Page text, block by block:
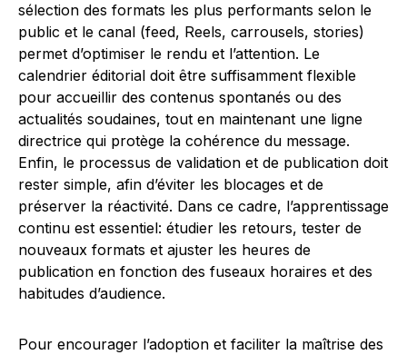
sélection des formats les plus performants selon le
public et le canal (feed, Reels, carrousels, stories)
permet d’optimiser le rendu et l’attention. Le
calendrier éditorial doit être suffisamment flexible
pour accueillir des contenus spontanés ou des
actualités soudaines, tout en maintenant une ligne
directrice qui protège la cohérence du message.
Enfin, le processus de validation et de publication doit
rester simple, afin d’éviter les blocages et de
préserver la réactivité. Dans ce cadre, l’apprentissage
continu est essentiel: étudier les retours, tester de
nouveaux formats et ajuster les heures de
publication en fonction des fuseaux horaires et des
habitudes d’audience.
Pour encourager l’adoption et faciliter la maîtrise des